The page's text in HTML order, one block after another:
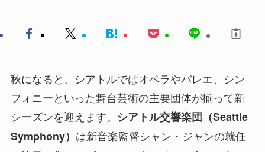
秋になると、シアトルではオペラやバレエ、シン
フォニーといった舞台芸術の主要団体が揃って新
シーズンを迎えます。 シアトル交響楽団（Seattle
Symphony） は新音楽監督シャン・ジャンの就任